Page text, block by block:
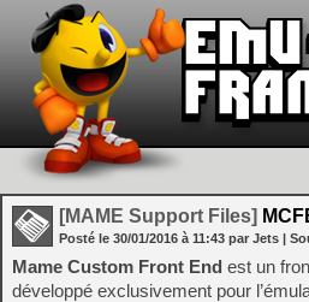
[MAME Support Files]
Posté le 30/01/2016 à 11:43 par Jets |
Mame Custom Front End est un
développé exclusivement pour